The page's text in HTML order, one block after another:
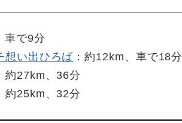
車で9分
想い出ひろば ：約12km、車で18分
約27km、36分
約25km、32分